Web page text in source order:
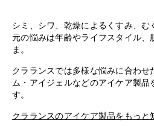
シミ、シワ、乾燥によるくすみ、む
元の悩みは年齢やライフスタイル、
ま。
クラランスでは多様な悩みに合わせ
ム・アイジェルなどのアイケア製品
す。
クラランスのアイケア製品をもっと